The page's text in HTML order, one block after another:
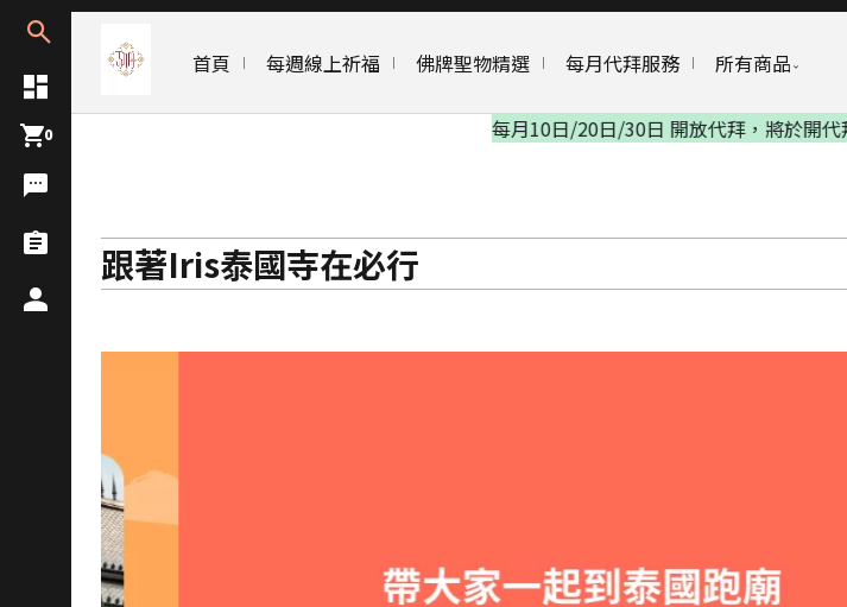
首頁 每週線上祈福 佛牌聖物精選 每月代拜服務 所有商品
0 每月10日/20日/30日 開放代拜，將於開代拜日前開放連結報名
跟著Iris泰國寺在必行